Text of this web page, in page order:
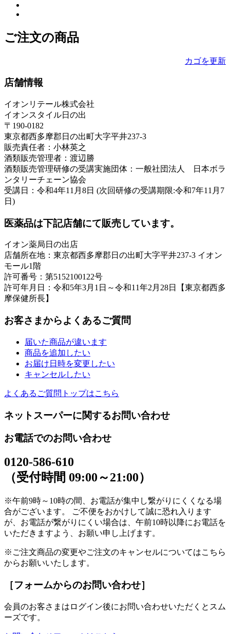
ご注文の商品
カゴを更新
店舗情報
イオンリテール株式会社
イオンスタイル日の出
〒190-0182
東京都西多摩郡日の出町大字平井237-3
販売責任者：小林英之
酒類販売管理者：渡辺勝
酒類販売管理研修の受講実施団体：一般社団法人 日本ボラ
ンタリーチェーン協会
受講日：令和4年11月8日 (次回研修の受講期限:令和7年11月7
日)
医薬品は下記店舗にて販売しています。
イオン薬局日の出店
店舗所在地：東京都西多摩郡日の出町大字平井237-3 イオン
モール1階
許可番号：第5152100122号
許可年月日：令和5年3月1日～令和11年2月28日【東京都西多
摩保健所長】
お客さまからよくあるご質問
届いた商品が違います
商品を追加したい
お届け日時を変更したい
キャンセルしたい
よくあるご質問トップはこちら
ネットスーパーに関するお問い合わせ
お電話でのお問い合わせ
0120-586-610
（受付時間 09:00～21:00）
※午前9時～10時の間、お電話が集中し繋がりにくくなる場
合がございます。 ご不便をおかけして誠に恐れ入ります
が、お電話が繋がりにくい場合は、午前10時以降にお電話を
いただきますよう、お願い申し上げます。
※ご注文商品の変更やご注文のキャンセルについてはこちら
からお願いいたします。
［フォームからのお問い合わせ］
会員のお客さまはログイン後にお問い合わせいただくとスム
ーズです。